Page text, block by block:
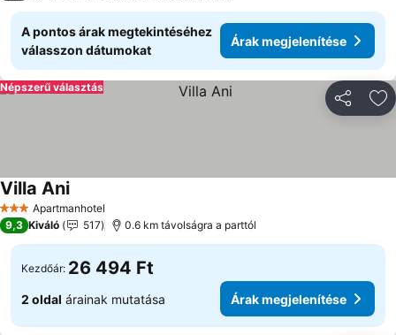
A pontos árak megtekintéséhez
válasszon dátumokat
Árak megjelenítése
Népszerű választás
3 KategóriaApartmanhotel
Villa AniÁrak megjelenítése
9,3 Kiváló 517 0.6 km távolságra a parttól
Kezdőár: 26 494 Ft
2 oldal árainak mutatása Árak megjelenítése